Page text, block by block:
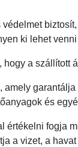
ki lehet
a szállított
és
fogja
a vizet, a